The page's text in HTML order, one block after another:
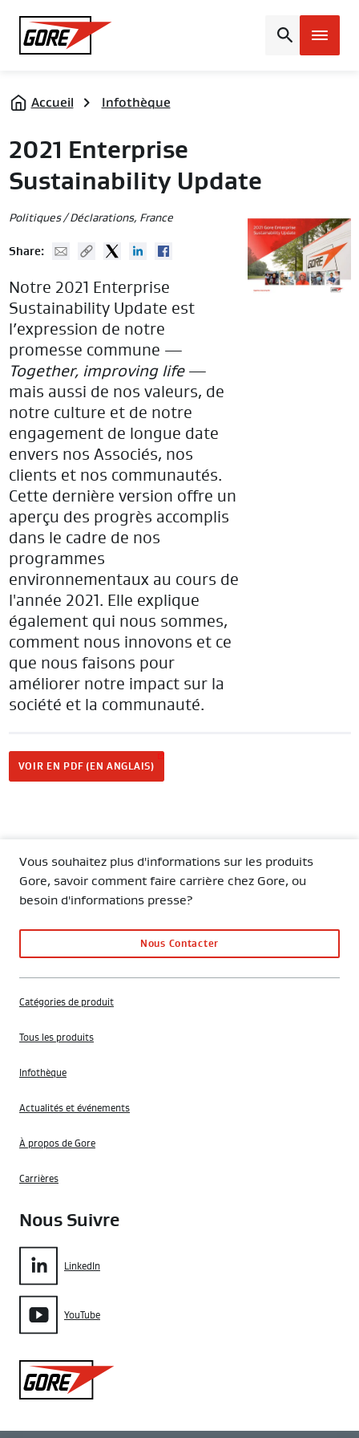
Gore
Accueil Infothèque
2021 Enterprise
Sustainability Update
Politiques / Déclarations, France
Share: Mail Copy URLTwitterLinked In
Notre 2021 Enterprise
Sustainability Update est
l’expression de notre
promesse commune —
Together, improving life—
mais aussi de nos valeurs, de
notre culture et de notre
engagement de longue date
envers nos Associés, nos
clients et nos communautés.
Cette dernière version offre un
aperçu des progrès accomplis
dans le cadre de nos
programmes
environnementaux au cours de
l'année 2021. Elle explique
également qui nous sommes,
comment nous innovons et ce
que nous faisons pour
améliorer notre impact sur la
société et la communauté.
VOIR EN PDF (EN ANGLAIS)
Vous souhaitez plus d'informations sur les produits
Gore, savoir comment faire carrière chez Gore, ou
besoin d'informations presse?
Nous Contacter
Catégories de produit
Tous les produits
Infothèque
Actualités et événements
À propos de Gore
Carrières
Nous Suivre
LinkedIn
YouTube
Gore